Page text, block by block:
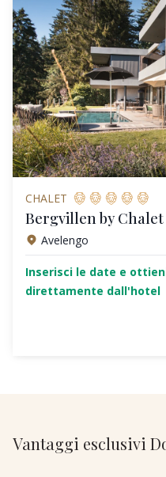
CHALET
Bergvillen by
Avelengo
Inserisci le date e
direttamente dall'hotel
Vantaggi esclusivi